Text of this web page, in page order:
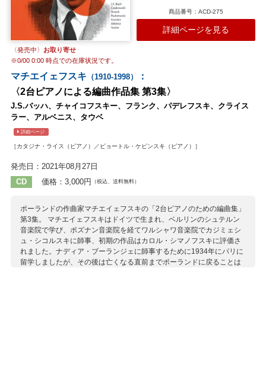
商品番号：ACD-275
詳細ページを見る
〈発売中〉 お取り寄せ
※0/00 0:00時点での在庫状況です。
マチエイェフスキ （1910-1998）
：
〈2台ピアノによる編曲作品集 第3集〉
J.S.バッハ、チャイコフスキー、フランク、パデレフスキ、クライス
ラー、アルベニス、タウベ
詳細ページ
［カタジナ・ライス（ピアノ）／ピョートル・ケピンスキ（ピアノ）］
発売日：2021年08月27日
CD
価格：3,000円 （税込、送料無料）
ポーランドの作曲家マチエイェフスキの「2台ピアノのための編曲集」
第3集。 マチエイェフスキはドイツで生まれ、ベルリンのシュテルン
音楽院で学び、ポズナン音楽院を経てワルシャワ音楽院でカジミェシ
ュ・シコルスキに師事、初期の作品はカロル・シマノフスキに評価さ
れました。ナディア・ブーランジェに師事するために1934年にパリに
留学しましたが、その後は亡くなる直前までポーランドに戻ることは